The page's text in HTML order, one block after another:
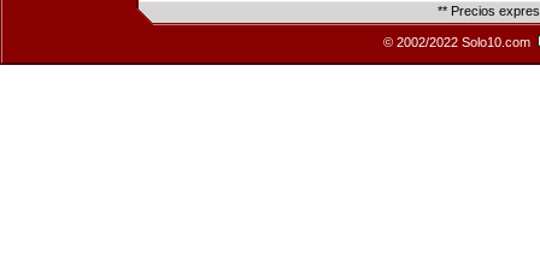
** Precios
© 2002/2022 Solo10.com